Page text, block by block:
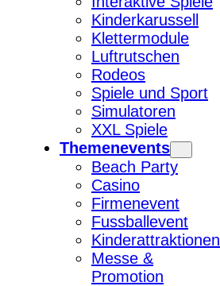
Kinderkarussell
Klettermodule
Luftrutschen
Rodeos
Spiele und Sport
Simulatoren
XXL Spiele
Themenevents
Beach Party
Casino
Firmenevent
Fussballevent
Kinderattraktionen
Messe &
Promotion